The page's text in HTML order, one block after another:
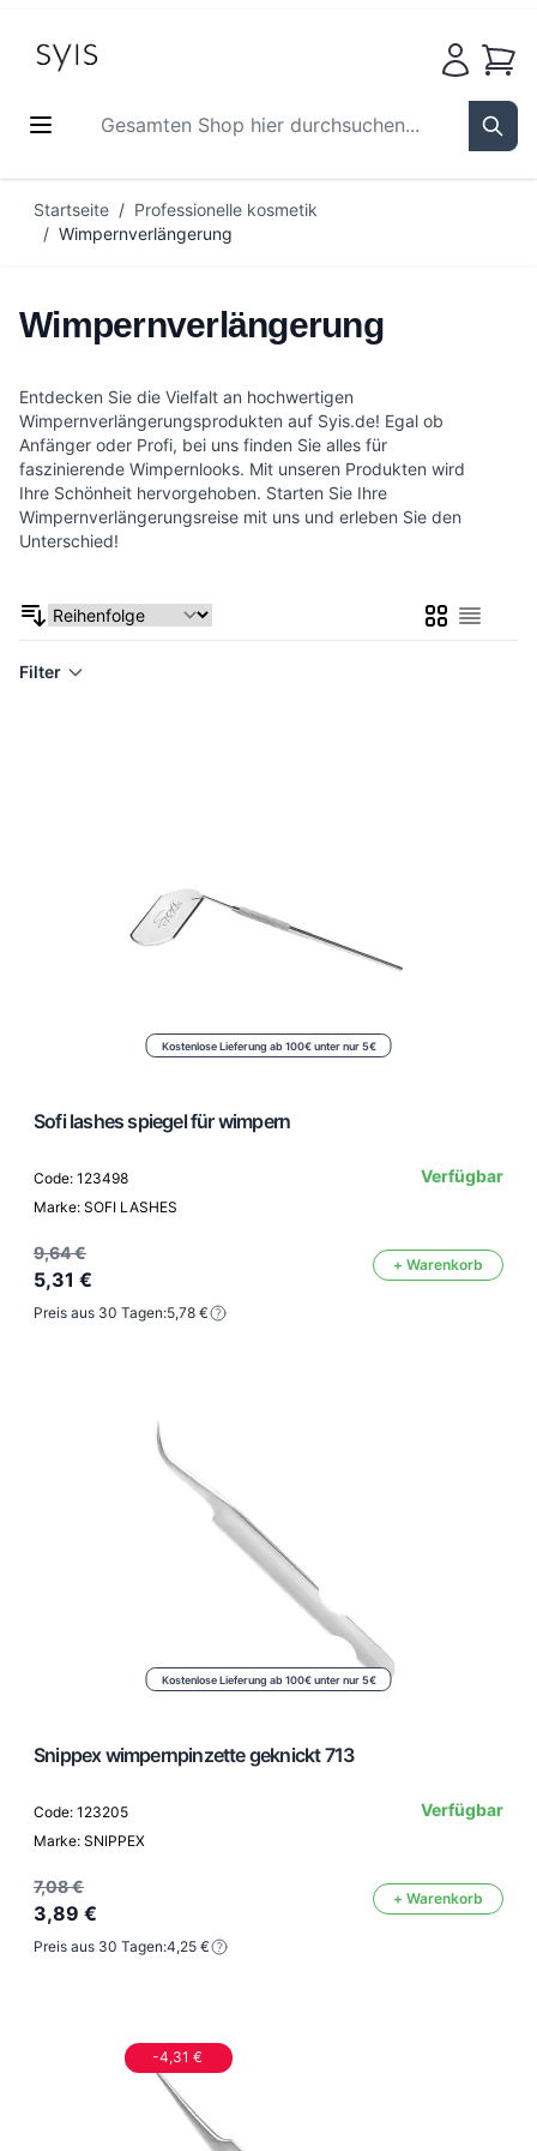
Gesamten Shop hier durchsuchen...
Startseite / Professionelle kosmetik
/ Wimpernverlängerung
Wimpernverlängerung
Entdecken Sie die Vielfalt an hochwertigen
Wimpernverlängerungsprodukten auf Syis.de! Egal ob
Anfänger oder Profi, bei uns finden Sie alles für
faszinierende Wimpernlooks. Mit unseren Produkten wird
Ihre Schönheit hervorgehoben. Starten Sie Ihre
Wimpernverlängerungsreise mit uns und erleben Sie den
Unterschied!
ListeListe
Filter
Kostenlose Lieferung ab 100€ unter nur 5€
Sofi lashes spiegel für wimpern
Code: 123498
Marke: SOFI LASHES
Verfügbar
9,64 €
5,31 €
+ Warenkorb
Preis aus 30 Tagen:5,78 €
Kostenlose Lieferung ab 100€ unter nur 5€
Snippex wimpernpinzette geknickt 713
Code: 123205
Marke: SNIPPEX
Verfügbar
7,08 €
3,89 €
+ Warenkorb
Preis aus 30 Tagen:4,25 €
-4,31 €